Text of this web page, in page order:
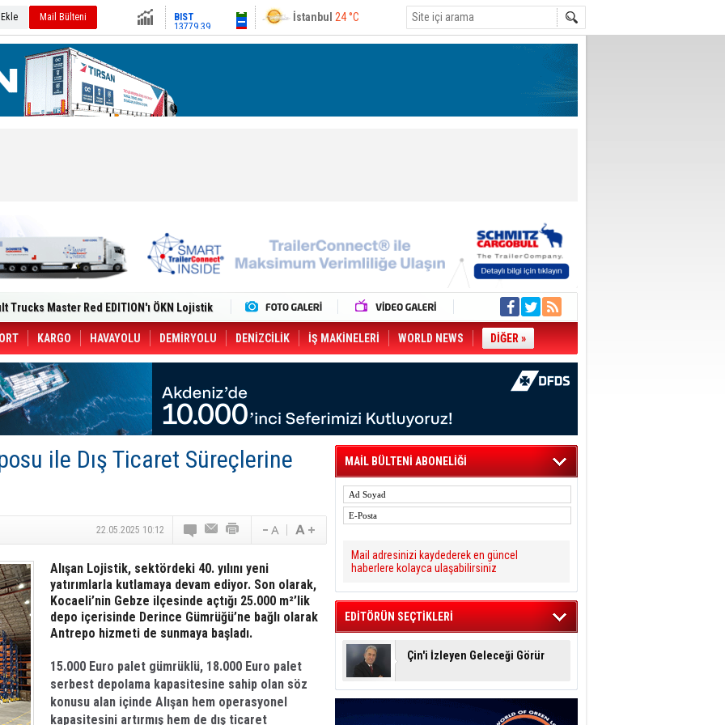
Mail Bülteni
Altın6659.74 Ankara24 °C
Yeni Tesisiyle Küresel Büyümesini
Dron Saldırısı: 3 Mürettebatın
CCO'su Oldu
49 Destinasyonda İndirimli Taşıma
Kargo Haziran 2026 Döneminde %8.5
Dergi)
Dijitalleştiriyor
in June, Up 8.5%
ile Güçlendirdi
Saadia Zahidi Getirildi. IATA Tarihinde İlk
Zahidi as Director General
Ankara ile Hizmet Ağını Güçlendirdi
KARGO HAVAYOLU DEMİRYOLU DENİZCİLİK İŞ MAKİNELERİ WORLD NEWS DİĞER »
ile Dış Ticaret Süreçlerine
22.05.2025 10:12
Alışan Lojistik, sektördeki 40. yılını yeni
yatırımlarla kutlamaya devam ediyor. Son olarak,
Kocaeli’nin Gebze ilçesinde açtığı 25.000 m²’lik
depo içerisinde Derince Gümrüğü’ne bağlı olarak
Antrepo hizmeti de sunmaya başladı.
15.000 Euro palet gümrüklü, 18.000 Euro palet
serbest depolama kapasitesine sahip olan söz
konusu alan içinde Alışan hem operasyonel
kapasitesini artırmış hem de dış ticaret
MAİL BÜLTENİ ABONELİĞİ
Mail adresinizi kaydederek en güncel
haberlere kolayca ulaşabilirsiniz
EDİTÖRÜN SEÇTİKLERİ
Çin'i İzleyen Geleceği Görür